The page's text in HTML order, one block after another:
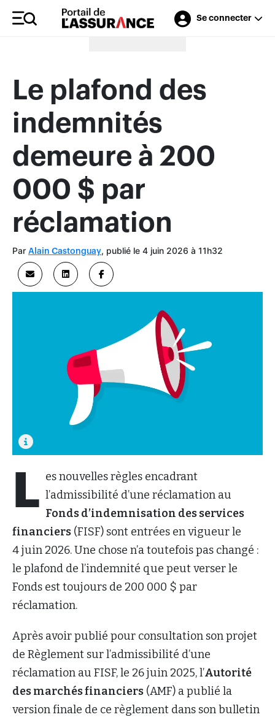
Se connecter
Merci à nos annonceurs
Le plafond des
indemnités
demeure à 200
000 $ par
réclamation
Par Alain Castonguay, publié le 4 juin 2026 à 11h32
L es nouvelles règles encadrant
l’admissibilité d’une réclamation au
Fonds d’indemnisation des services
financiers (FISF) sont entrées en vigueur le
4 juin 2026. Une chose n’a toutefois pas changé :
le plafond de l’indemnité que peut verser le
Fonds est toujours de 200 000 $ par
réclamation.
Après avoir publié pour consultation son projet
de Règlement sur l’admissibilité d’une
réclamation au FISF, le 26 juin 2025, l’Autorité
des marchés financiers (AMF) a publié la
version finale de ce règlement dans son bulletin